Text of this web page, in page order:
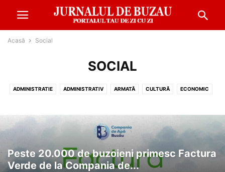
Acasă Social
SOCIAL
ADMINISTRATIE ADMINISTRATIV ARMATĂ CULTURĂ ECONOMIC
REPORTAJ SANATATE SOCIAL SPORT
Peste 20.000 de buzoieni primesc Factura
Verde de la Compania de...